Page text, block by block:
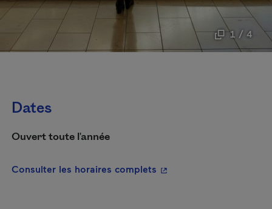
1 / 4
Dates
Ouvert toute l'année
Consulter les horaires complets - Cet hyperlien